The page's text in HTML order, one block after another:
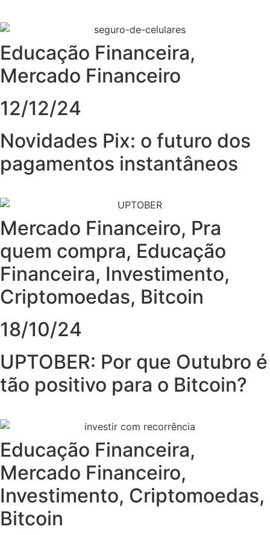
Educação Financeira,
Mercado Financeiro
12/12/24
Novidades Pix: o futuro dos
pagamentos instantâneos
Mercado Financeiro, Pra
quem compra, Educação
Financeira, Investimento,
Criptomoedas, Bitcoin
18/10/24
UPTOBER: Por que Outubro é
tão positivo para o Bitcoin?
Educação Financeira,
Mercado Financeiro,
Investimento, Criptomoedas,
Bitcoin